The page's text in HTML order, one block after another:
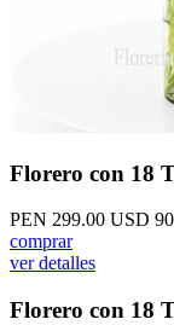
Florero con 18
PEN 299.00 USD
comprar
ver detalles
Florero con 18